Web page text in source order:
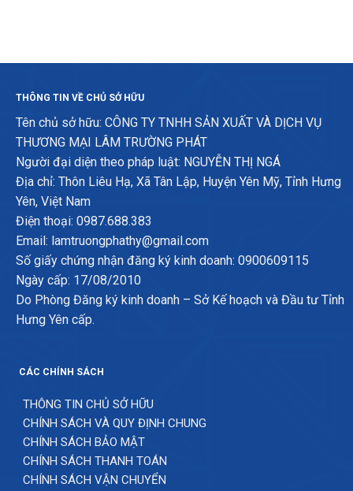
THÔNG TIN VỀ CHỦ SỞ HỮU
Tên chủ sở hữu: CÔNG TY TNHH SẢN XUẤT VÀ DỊCH VỤ
THƯƠNG MẠI LÂM TRƯỜNG PHÁT
Người đại diện theo pháp luật: NGUYỄN THỊ NGÁ
Địa chỉ: Thôn Liêu Hạ, Xã Tân Lập, Huyện Yên Mỹ, Tỉnh Hưng
Yên, Việt Nam
Điện thoại: 0987.688.383
Email: lamtruongphathy@gmail.com
Số giấy chứng nhận đăng ký kinh doanh: 0900609115
Ngày cấp: 17/08/2010
Do Phòng Đăng ký kinh doanh – Sở Kế hoạch và Đầu tư Tỉnh
Hưng Yên cấp.
CÁC CHÍNH SÁCH
THÔNG TIN CHỦ SỞ HỮU
CHÍNH SÁCH VÀ QUY ĐỊNH CHUNG
CHÍNH SÁCH BẢO MẬT
CHÍNH SÁCH THANH TOÁN
CHÍNH SÁCH VẬN CHUYỂN